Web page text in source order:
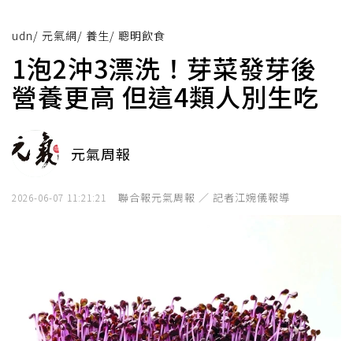
udn/ 元氣網/ 養生/ 聰明飲食
1泡2沖3漂洗！芽菜發芽後
營養更高 但這4類人別生吃
元氣周報
2026-06-07 11:21:21 聯合報元氣周報 ／ 記者江婉儀報導